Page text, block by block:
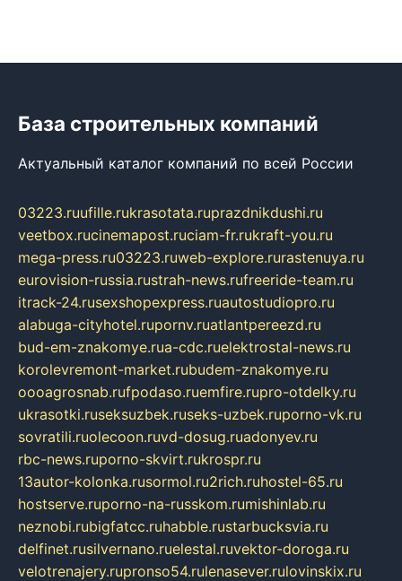
База строительных компаний
Актуальный каталог компаний по всей России
03223.ruufille.rukrasotata.ruprazdnikdushi.ru
veetbox.rucinemapost.ruciam-fr.rukraft-you.ru
mega-press.ru03223.ruweb-explore.rurastenuya.ru
eurovision-russia.rustrah-news.rufreeride-team.ru
itrack-24.rusexshopexpress.ruautostudiopro.ru
alabuga-cityhotel.rupornv.ruatlantpereezd.ru
bud-em-znakomye.rua-cdc.ruelektrostal-news.ru
korolevremont-market.rubudem-znakomye.ru
oooagrosnab.rufpodaso.ruemfire.rupro-otdelky.ru
ukrasotki.ruseksuzbek.ruseks-uzbek.ruporno-vk.ru
sovratili.ruolecoon.ruvd-dosug.ruadonyev.ru
rbc-news.ruporno-skvirt.rukrospr.ru
13autor-kolonka.rusormol.ru2rich.ruhostel-65.ru
hostserve.ruporno-na-russkom.rumishinlab.ru
neznobi.rubigfatcc.ruhabble.rustarbucksvia.ru
delfinet.rusilvernano.ruelestal.ruvektor-doroga.ru
velotrenajery.rupronso54.rulenasever.rulovinskix.ru